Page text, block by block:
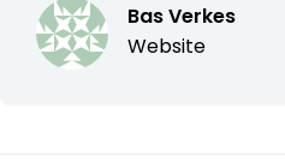
Bas Verkes
Website